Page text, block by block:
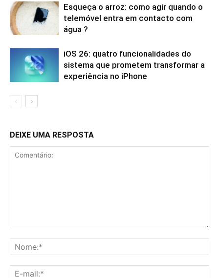
Esqueça o arroz: como agir quando o
telemóvel entra em contacto com
água ?
iOS 26: quatro funcionalidades do
sistema que prometem transformar a
experiência no iPhone
DEIXE UMA RESPOSTA